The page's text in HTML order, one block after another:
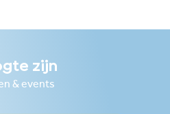
zijn
& events